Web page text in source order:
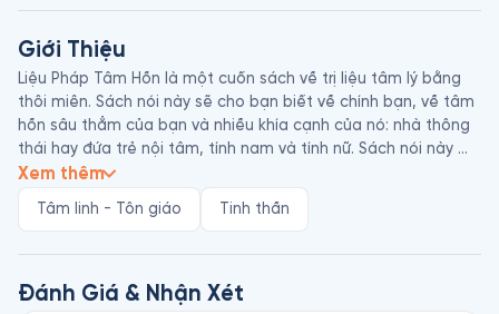
Giới Thiệu
Liệu Pháp Tâm Hồn là một cuốn sách về trị liệu tâm lý bằng
thôi miên. Sách nói này sẽ cho bạn biết về chính bạn, về tâm
hồn sâu thẳm của bạn và nhiều khía cạnh của nó: nhà thông
thái hay đứa trẻ nội tâm, tính nam và tính nữ. Sách nói này
cũng sẽ giúp bạn khám phá một phương pháp trị liệu cho
tượng và thơ ca, của những mối tương quan đầy tinh tế, hiểu
hóa đầy phép màu sẽ đến với bạn.
Xem thêm
Tâm linh - Tôn giáo Tinh thần
Đánh Giá & Nhận Xét